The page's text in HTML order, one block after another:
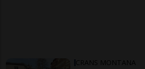
CRANS MONTANA